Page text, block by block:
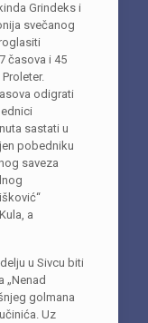
Grindeks i
svečanog
časova i 45
odigrati
sastati u
pobedniku
saveza
a
u Sivcu biti
„Nenad
golmana
Uz